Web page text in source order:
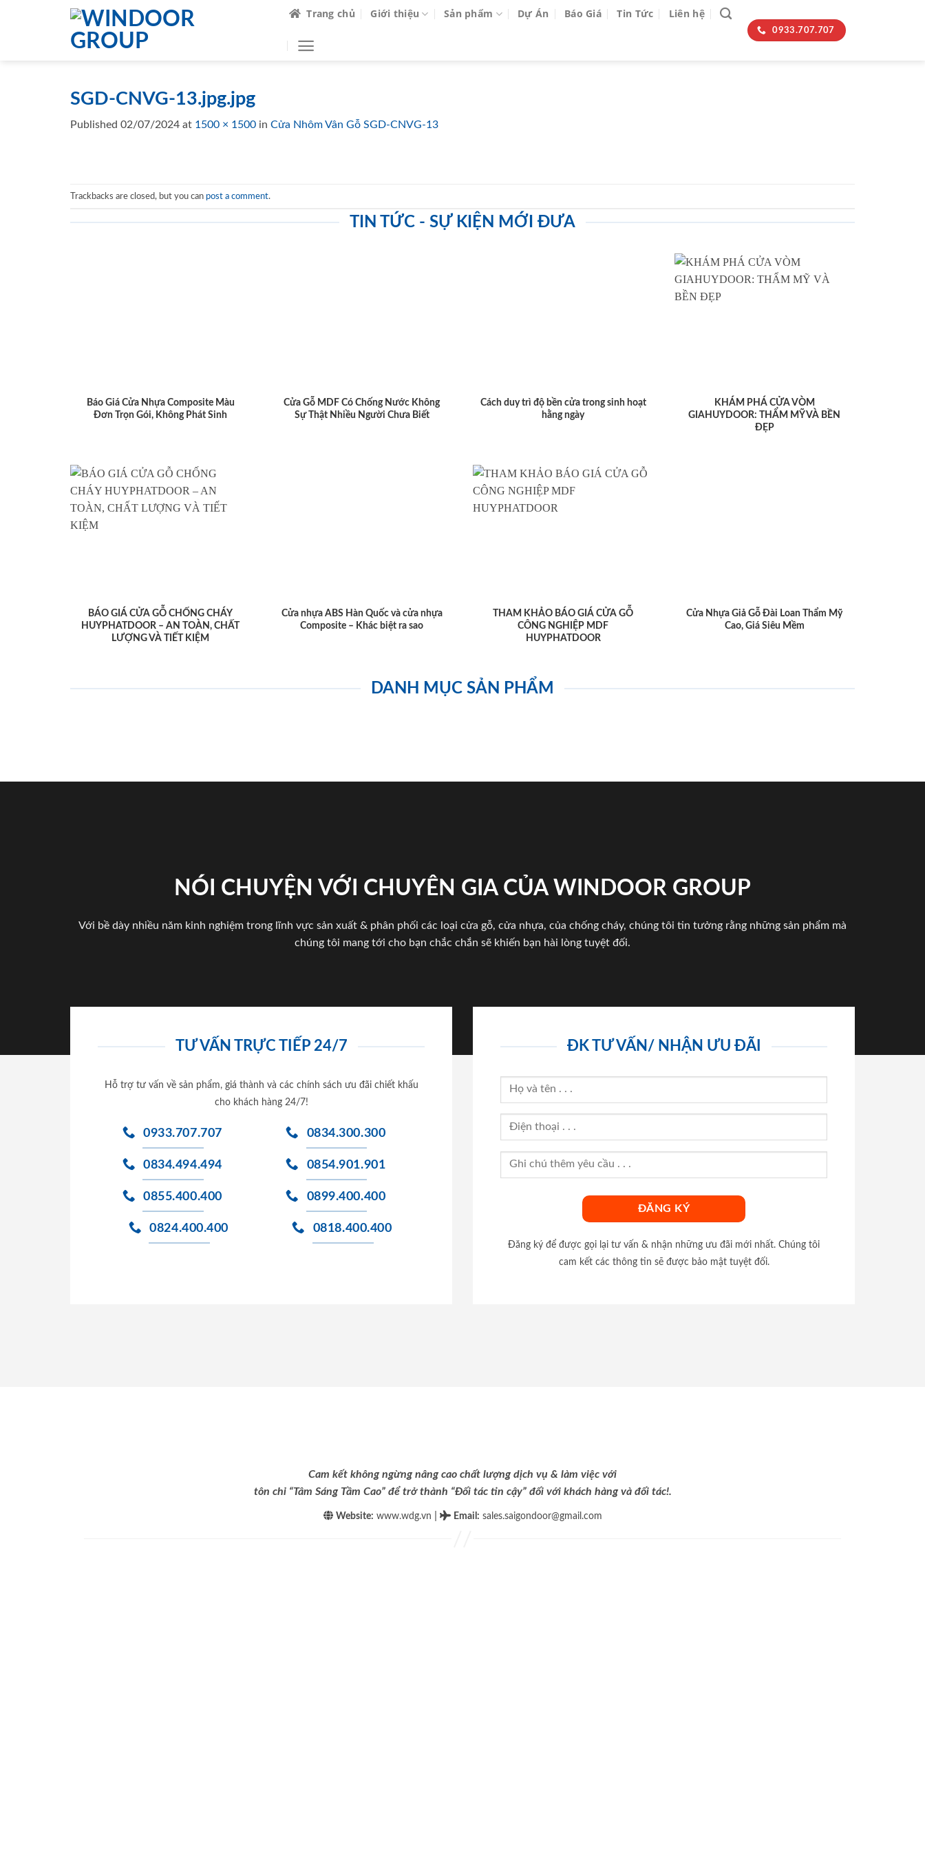
Trang chủ Giới thiệu Sản phẩm Dự Án Báo Giá Tin Tức Liên hệ
0933.707.707
SGD-CNVG-13.jpg.jpg
Published 02/07/2024 at 1500 × 1500 in Cửa Nhôm Vân Gỗ SGD-CNVG-13
Trackbacks are closed, but you can post a comment.
TIN TỨC - SỰ KIỆN MỚI ĐƯA
Báo Giá Cửa Nhựa Composite Màu
Đơn Trọn Gói, Không Phát Sinh
Cửa Gỗ MDF Có Chống Nước Không
Sự Thật Nhiều Người Chưa Biết
Cách duy trì độ bền cửa trong sinh hoạt
hằng ngày
KHÁM PHÁ CỬA VÒM
GIAHUYDOOR: THẨM MỸ VÀ BỀN
ĐẸP
BÁO GIÁ CỬA GỖ CHỐNG CHÁY
HUYPHATDOOR – AN TOÀN, CHẤT
LƯỢNG VÀ TIẾT KIỆM
Cửa nhựa ABS Hàn Quốc và cửa nhựa
Composite – Khác biệt ra sao
THAM KHẢO BÁO GIÁ CỬA GỖ
CÔNG NGHIỆP MDF
HUYPHATDOOR
Cửa Nhựa Giả Gỗ Đài Loan Thẩm Mỹ
Cao, Giá Siêu Mềm
DANH MỤC SẢN PHẨM
NÓI CHUYỆN VỚI CHUYÊN GIA CỦA WINDOOR GROUP
Với bề dày nhiều năm kinh nghiệm trong lĩnh vực sản xuất & phân phối các loại cửa gỗ, cửa nhựa, của chống cháy, chúng tôi tin tưởng rằng những sản phẩm mà
chúng tôi mang tới cho bạn chắc chắn sẽ khiến bạn hài lòng tuyệt đối.
TƯ VẤN TRỰC TIẾP 24/7
Hỗ trợ tư vấn về sản phẩm, giá thành và các chính sách ưu đãi chiết khấu
cho khách hàng 24/7!
0933.707.707
0834.494.494
0855.400.400
0824.400.400
0834.300.300
0854.901.901
0899.400.400
0818.400.400
ĐK TƯ VẤN/ NHẬN ƯU ĐÃI
Đăng ký để được gọi lại tư vấn & nhận những ưu đãi mới nhất. Chúng tôi
cam kết các thông tin sẽ được bảo mật tuyệt đối.
Cam kết không ngừng nâng cao chất lượng dịch vụ & làm việc với
tôn chỉ “Tâm Sáng Tầm Cao” để trở thành “Đối tác tin cậy” đối với khách hàng và đối tác!.
Website: www.wdg.vn Email : sales.saigondoor@gmail.com